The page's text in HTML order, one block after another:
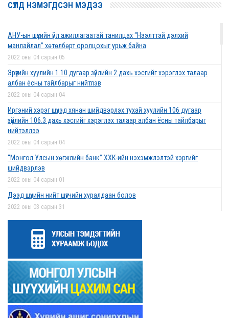
СҮҮЛД НЭМЭГДСЭН МЭДЭЭ
АНУ-ын шүүхийн үйл ажиллагаатай танилцах “Нээлттэй дэлхий
манлайлал” хөтөлбөрт оролцохыг урьж байна
2022 оны 04 сарын 05
Эрүүгийн хуулийн 1.10 дугаар зүйлийн 2 дахь хэсгийг хэрэглэх талаар
албан ёсны тайлбарыг нийтлэв
2022 оны 04 сарын 04
Иргэний хэрэг шүүхэд хянан шийдвэрлэх тухай хуулийн 106 дугаар
зүйлийн 106.3 дахь хэсгийг хэрэглэх талаар албан ёсны тайлбарыг
нийтэллээ
2022 оны 04 сарын 04
“Монгол Улсын хөгжлийн банк” ХХК-ийн нэхэмжлэлтэй хэргийг
шийдвэрлэв
2022 оны 04 сарын 01
Дээд шүүхийн нийт шүүгчийн хуралдаан болов
2022 оны 03 сарын 31
Нээлттэй ажлын байрны зар
2022 оны 03 сарын 31
Д.Гүрсоронз нарт холбогдох хэргийг хяналтын шатны шүүх хуралдаанаар
хэлэлцүүлэхээс татгалзав
2022 оны 03 сарын 30
Дээд шүүхийн нийт шүүгчийн хуралдаан болно
Сургалтын хөтөлбөрийн хороо хуралдлаа